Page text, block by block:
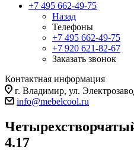
+7 495 662-49-75
Назад
Телефоны
+7 495 662-49-75
+7 920 621-82-67
Заказать звонок
Контактная информация
г. Владимир, ул.
info@mebelcool.ru
4.17